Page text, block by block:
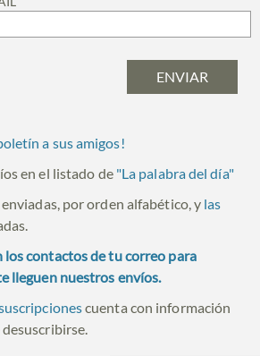
a sus amigos!
en el listado de "La palabra del día"
enviadas, por orden alfabético, y las
contactos de tu correo para
lleguen nuestros envíos.
cuenta con información